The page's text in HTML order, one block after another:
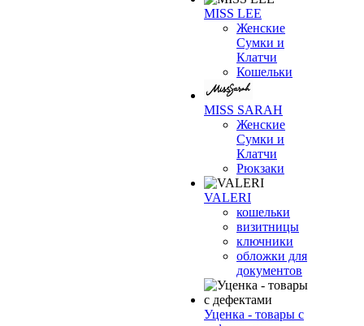
MISS LEE
Женские
Сумки и
Клатчи
Кошельки
MISS SARAH
Женские
Сумки и
Клатчи
Рюкзаки
VALERI
кошельки
визитницы
ключники
обложки для
документов
Уценка - товары с